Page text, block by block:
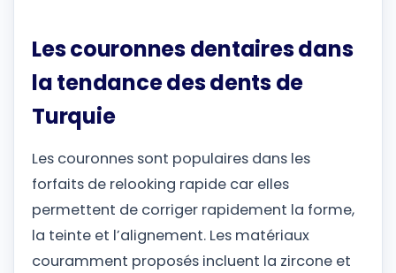
Les couronnes dentaires dans
la tendance des dents de
Turquie
Les couronnes sont populaires dans les
forfaits de relooking rapide car elles
permettent de corriger rapidement la forme,
la teinte et l’alignement. Les matériaux
couramment proposés incluent la zircone et